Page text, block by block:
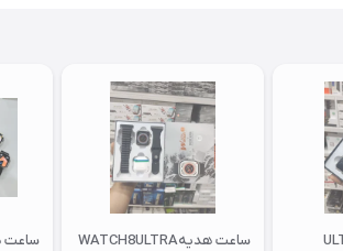
ساعت هدیهWATCH8ULTRA